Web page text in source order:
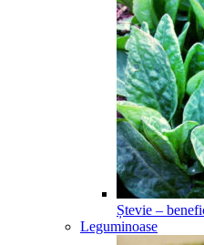
Ștevie –
Leguminoase